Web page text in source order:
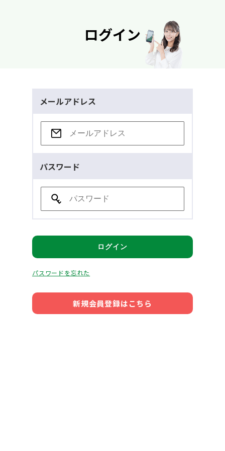
ログイン
メールアドレス
パスワード
ログイン
パスワードを忘れた
新規会員登録はこちら